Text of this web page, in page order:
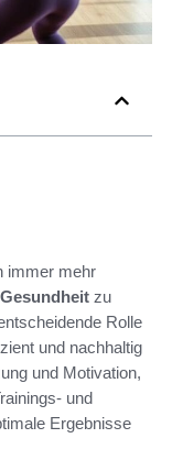
immer mehr
Gesundheit zu
Rolle
und nachhaltig
und Motivation,
und
Ergebnisse